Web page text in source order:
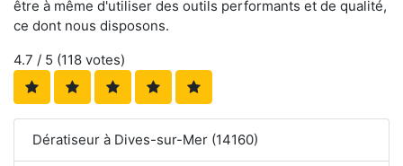
être à même d'utiliser des outils performants et de qualité,
ce dont nous disposons.
4.7 / 5 (118 votes)
Dératiseur à Dives-sur-Mer (14160)